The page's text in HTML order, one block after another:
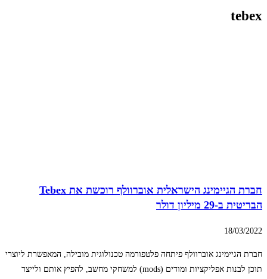
tebex
חברת הגיימינג הישראלית אוברוולף רוכשת את Tebex
הבריטית ב-29 מיליון דולר
18/03/2022
חברת הגיימינג אוברוולף פיתחה פלטפורמה טכנולוגית מובילה, המאפשרת ליוצרי
תוכן לבנות אפליקציות ומודים (mods) למשחקי מחשב, להפיץ אותם ולייצר